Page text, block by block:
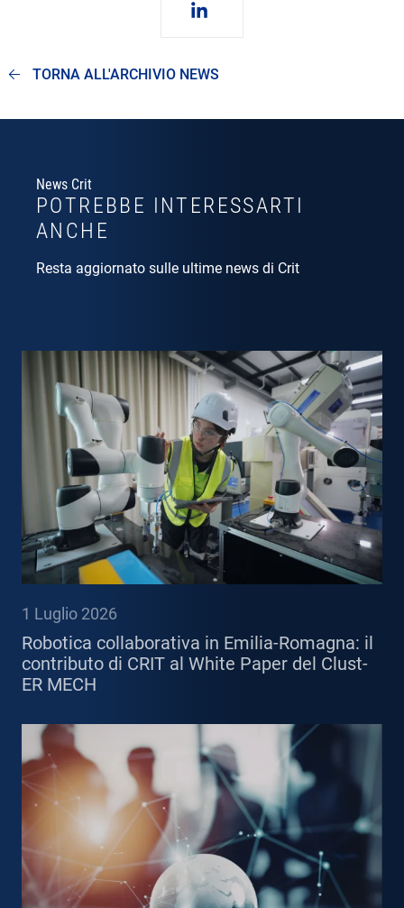
TORNA ALL'ARCHIVIO NEWS
News Crit
POTREBBE INTERESSARTI
ANCHE
Resta aggiornato sulle ultime news di Crit
1 Luglio 2026
Robotica collaborativa in Emilia-Romagna: il
contributo di CRIT al White Paper del Clust-
ER MECH